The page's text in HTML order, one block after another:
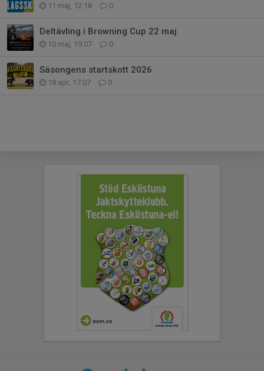
11 maj, 12:18 0
Deltävling i Browning Cup 22 maj
10 maj, 19:07 0
Säsongens startskott 2026
18 apr, 17:07 0